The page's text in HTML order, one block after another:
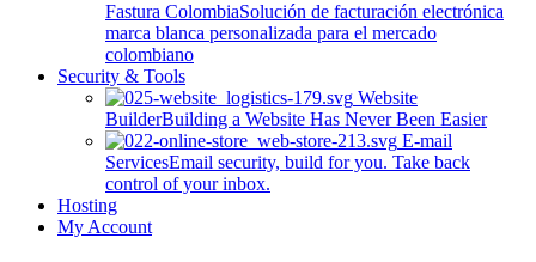
Fastura ColombiaSolución de facturación electrónica
marca blanca personalizada para el mercado
colombiano
Security & Tools
Website
BuilderBuilding a Website Has Never Been Easier
E-mail
ServicesEmail security, build for you. Take back
control of your inbox.
Hosting
My Account